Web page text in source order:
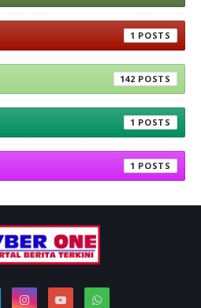
1
142
1
1